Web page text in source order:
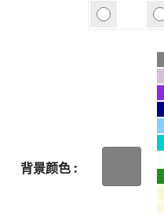
背景颜色